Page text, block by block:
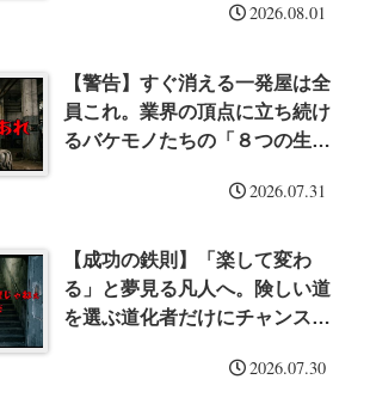
2026.08.01
【警告】すぐ消える一発屋は全
員これ。業界の頂点に立ち続け
るバケモノたちの「８つの生存
2026.07.31
【成功の鉄則】「楽して変わ
る」と夢見る凡人へ。険しい道
を選ぶ道化者だけにチャンスが
2026.07.30